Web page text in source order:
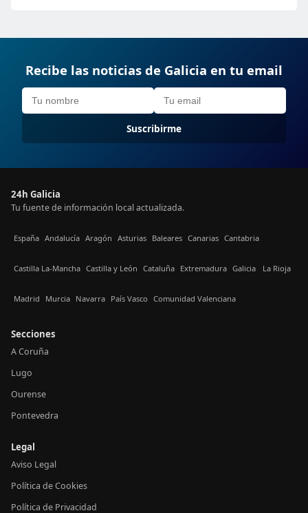
Recibe las noticias de Galicia en tu email
Suscribirme
24h Galicia
Tu fuente de información local actualizada.
España Andalucía Aragón Asturias Baleares Canarias Cantabria
Castilla La-Mancha Castilla y León Cataluña Extremadura Galicia La Rioja
Madrid Murcia Navarra País Vasco Comunidad Valenciana
Secciones
A Coruña
Lugo
Ourense
Pontevedra
Legal
Aviso Legal
Política de Cookies
Política de Privacidad